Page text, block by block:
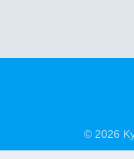
© 2026